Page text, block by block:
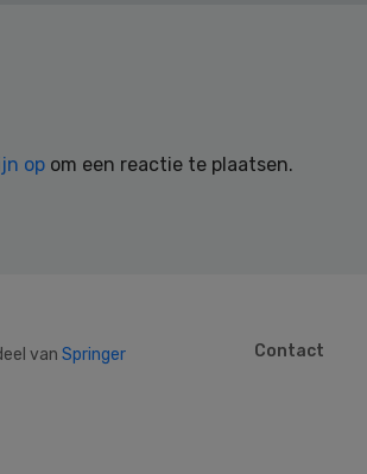
op om een reactie te plaatsen.
van Springer
Contact